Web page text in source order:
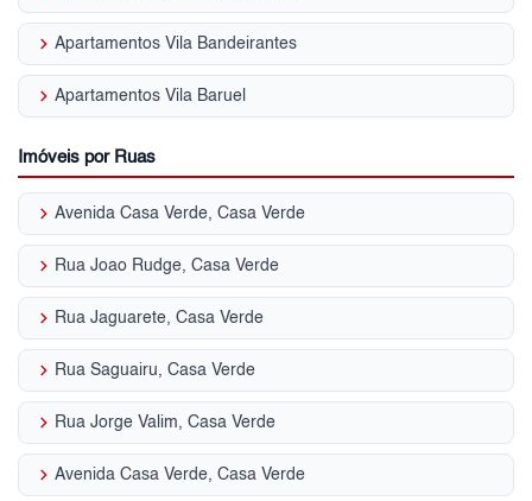
keyboard_arrow_right Apartamentos Vila Bandeirantes
keyboard_arrow_right Apartamentos Vila Baruel
Imóveis por Ruas
keyboard_arrow_right Avenida Casa Verde, Casa Verde
keyboard_arrow_right Rua Joao Rudge, Casa Verde
keyboard_arrow_right Rua Jaguarete, Casa Verde
keyboard_arrow_right Rua Saguairu, Casa Verde
keyboard_arrow_right Rua Jorge Valim, Casa Verde
keyboard_arrow_right Avenida Casa Verde, Casa Verde